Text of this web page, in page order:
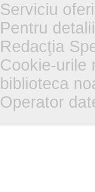
Serviciu
Pentru
Redacţia
Cookie-urile
biblioteca
Operator